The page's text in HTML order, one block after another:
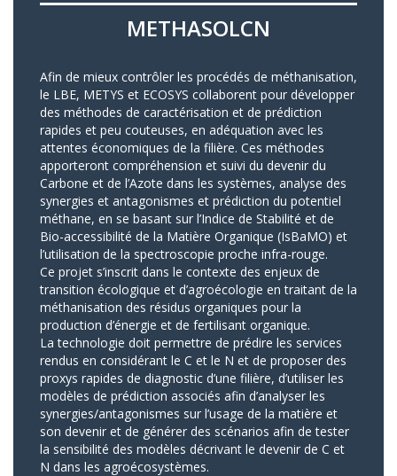
METHASOLCN
Afin de mieux contrôler les procédés de méthanisation,
le LBE, METYS et ECOSYS collaborent pour développer
des méthodes de caractérisation et de prédiction
rapides et peu couteuses, en adéquation avec les
attentes économiques de la filière. Ces méthodes
apporteront compréhension et suivi du devenir du
Carbone et de l’Azote dans les systèmes, analyse des
synergies et antagonismes et prédiction du potentiel
méthane, en se basant sur l’Indice de Stabilité et de
Bio-accessibilité de la Matière Organique (IsBaMO) et
l’utilisation de la spectroscopie proche infra-rouge.
Ce projet s’inscrit dans le contexte des enjeux de
transition écologique et d’agroécologie en traitant de la
méthanisation des résidus organiques pour la
production d’énergie et de fertilisant organique.
La technologie doit permettre de prédire les services
rendus en considérant le C et le N et de proposer des
proxys rapides de diagnostic d’une filière, d’utiliser les
modèles de prédiction associés afin d’analyser les
synergies/antagonismes sur l’usage de la matière et
son devenir et de générer des scénarios afin de tester
la sensibilité des modèles décrivant le devenir de C et
N dans les agroécosystèmes.